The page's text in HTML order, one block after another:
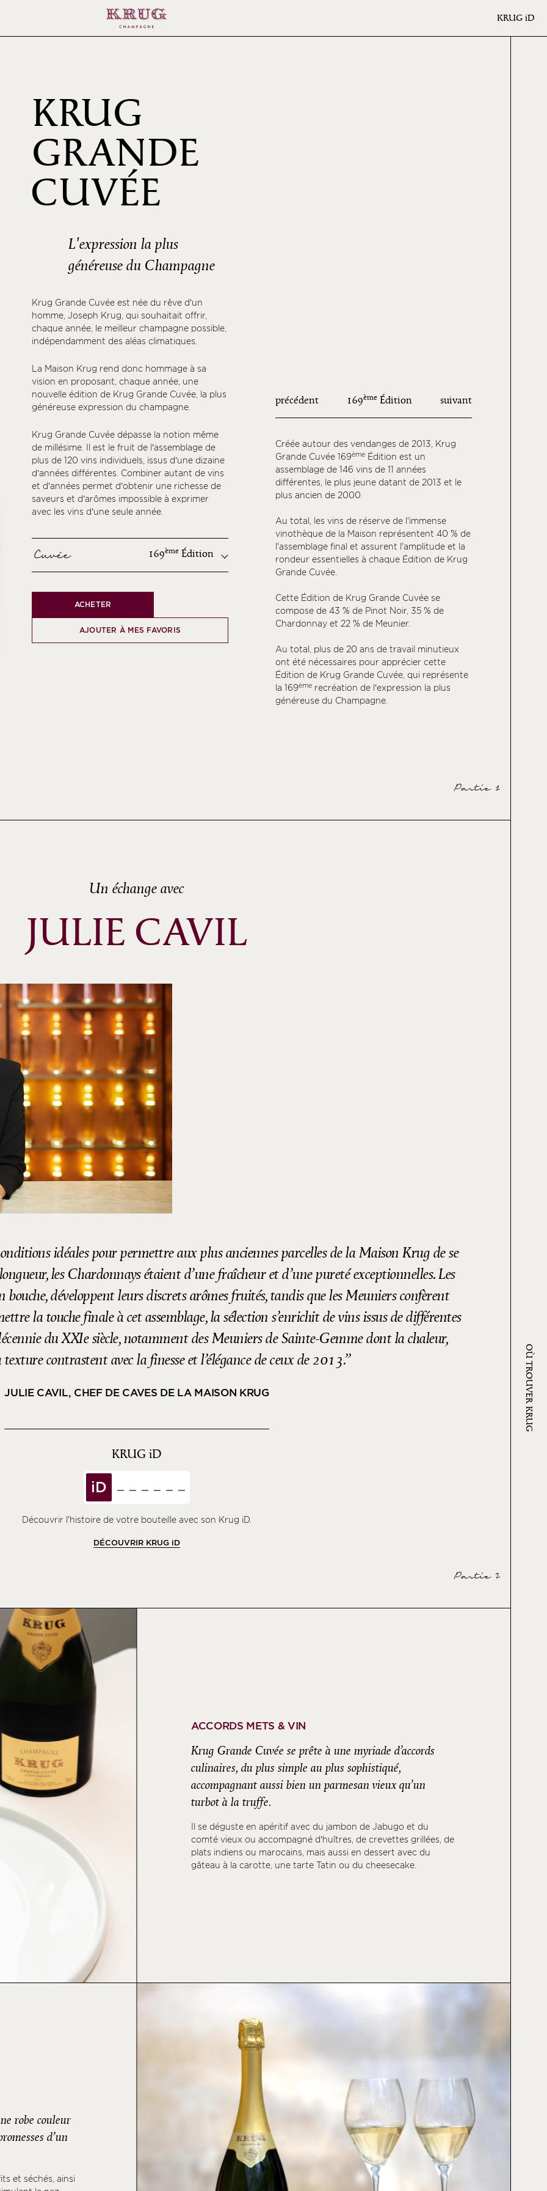
KRUG iD
OÙ TROUVER KRUG
KRUG
GRANDE
CUVÉE
ÉDITION
L'expression la plus
généreuse du Champagne
Krug Grande Cuvée est née du rêve d’un
homme, Joseph Krug, qui souhaitait offrir,
chaque année, le meilleur champagne possible,
indépendamment des aléas climatiques.
La Maison Krug rend donc hommage à sa
vision en proposant, chaque année, une
nouvelle édition de Krug Grande Cuvée, la plus
généreuse expression du champagne.
Krug Grande Cuvée dépasse la notion même
de millésime. Il est le fruit de l’assemblage de
plus de 120 vins individuels, issus d’une dizaine
d’années différentes. Combiner autant de vins
et d’années permet d’obtenir une richesse de
saveurs et d’arômes impossible à exprimer
avec les vins d’une seule année.
Cuvée 169ème Édition
ème
ème
ème
ACHETER
AJOUTER À MES FAVORIS
précédent 169ème Édition suivant
Créée autour des vendanges de 2013, Krug
Grande Cuvée 169ème Édition est un
assemblage de 146 vins de 11 années
différentes, le plus jeune datant de 2013 et le
plus ancien de 2000.
Au total, les vins de réserve de l'immense
vinothèque de la Maison représentent 40 % de
l'assemblage final et assurent l'amplitude et la
rondeur essentielles à chaque Édition de Krug
Grande Cuvée.
Cette Édition de Krug Grande Cuvée se
compose de 43 % de Pinot Noir, 35 % de
Chardonnay et 22 % de Meunier.
Au total, plus de 20 ans de travail minutieux
ont été nécessaires pour apprécier cette
Édition de Krug Grande Cuvée, qui représente
la 169ème recréation de l’expression la plus
généreuse du Champagne.
Partie 1
Un échange avec
JULIE CAVIL
idéales pour permettre aux plus anciennes parcelles de la Maison Krug de se
les Chardonnays étaient d’une fraîcheur et d’une pureté exceptionnelles. Les
développent leurs discrets arômes fruités, tandis que les Meuniers confèrent
la touche finale à cet assemblage, la sélection s’enrichit de vins issus de différentes
du XXIe siècle, notamment des Meuniers de Sainte-Gemme dont la chaleur,
texture contrastent avec la finesse et l’élégance de ceux de 2013.
JULIE CAVIL, CHEF DE CAVES DE LA MAISON KRUG
KRUG iD
iD
Découvrir l'histoire de votre bouteille avec son Krug iD.
DÉCOUVRIR KRUG iD
Partie 2
ACCORDS METS & VIN
Krug Grande Cuvée se prête à une myriade d’accords
culinaires, du plus simple au plus sophistiqué,
accompagnant aussi bien un parmesan vieux qu’un
turbot à la truffe.
Il se déguste en apéritif avec du jambon de Jabugo et du
comté vieux ou accompagné d’huîtres, de crevettes grillées, de
plats indiens ou marocains, mais aussi en dessert avec du
gâteau à la carotte, une tarte Tatin ou du cheesecake.
robe couleur
d’un
et séchés, ainsi